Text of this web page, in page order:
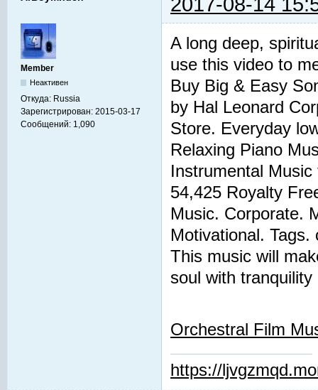
Member
Неактивен
Откуда: Russia
Зарегистрирован: 2015-03-17
Сообщений: 1,090
A long deep,
use this video to
Buy Big & Easy
by Hal Leonard
Store. Everyday
Relaxing Piano
Instrumental
54,425 Royalty
Music. Corporate.
Motivational. Tags.
This music will
soul with
Orchestral Film
https://